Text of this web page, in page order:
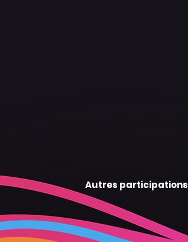
Autres participations